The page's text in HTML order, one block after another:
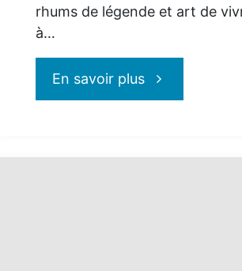
rhums de légende et art de
à…
En savoir plus"La